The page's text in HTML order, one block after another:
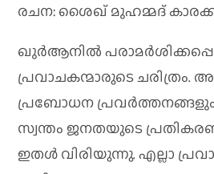
രചന: ശൈഖ് മുഹമ്മദ്
ഖുര്‍ആനില്‍
പ്രവാചകന്മാരുടെ ചരിത്രം.
പ്രബോധന
സ്വന്തം ജനതയുടെ
ഇതള്‍ വിരിയുന്നു. എല്ലാ